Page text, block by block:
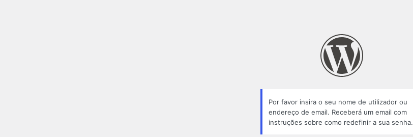
Por favor insira o seu nome de utilizador ou
endereço de email. Receberá um email com
instruções sobre como redefinir a sua senha.